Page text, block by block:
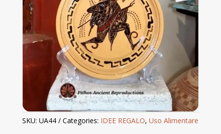
SKU: UA44 Categories: IDEE REGALO, Uso Alimentare